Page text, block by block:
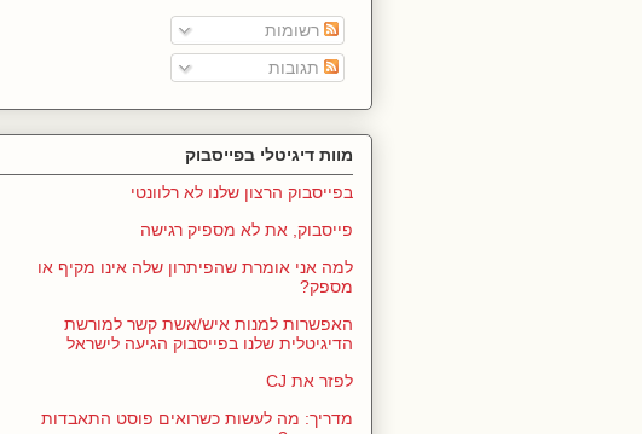
רשומות
תגובות
מוות דיגיטלי בפייסבוק
בפייסבוק הרצון שלנו לא רלוונטי
פייסבוק, את לא מספיק רגישה
למה אני אומרת שהפיתרון שלה אינו מקיף או
מספק?
האפשרות למנות איש/אשת קשר למורשת
הדיגיטלית שלנו בפייסבוק הגיעה לישראל
לפזר את CJ
מדריך: מה לעשות כשרואים פוסט התאבדות